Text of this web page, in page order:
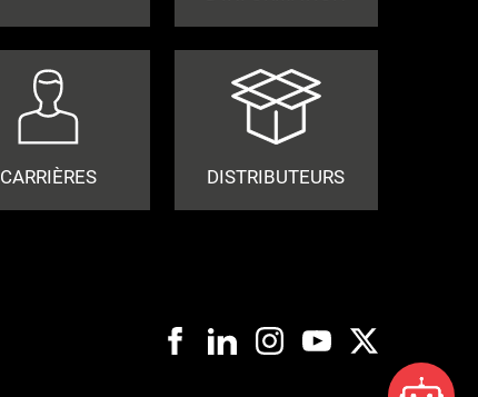
CARRIÈRES DISTRIBUTEURS